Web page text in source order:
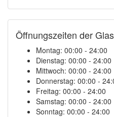
Öffnungszeiten der
Montag: 00:00 - 24:00
Dienstag: 00:00 - 24:00
Mittwoch: 00:00 - 24:00
Donnerstag: 00:00 -
Freitag: 00:00 - 24:00
Samstag: 00:00 - 24:00
Sonntag: 00:00 - 24:00